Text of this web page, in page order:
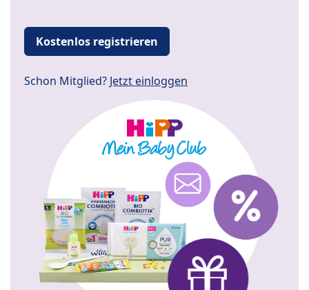
Kostenlos registrieren
Schon Mitglied? Jetzt einloggen